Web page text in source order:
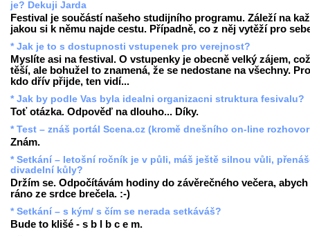
je? Dekuji Jarda
Festival je součástí našeho studijního programu. Záleží na
jakou si k němu najde cestu. Případně, co z něj vytěží pro
* Jak je to s dostupnosti vstupenek pro verejnost?
Myslíte asi na festival. O vstupenky je obecně velký zájem,
těší, ale bohužel to znamená, že se nedostane na všechny.
kdo dřív přijde, ten vidí...
* Jak by podle Vas byla idealni organizacni struktura fesivalu?
Toť otázka. Odpověď na dlouho... Díky.
* Test – znáš portál Scena.cz (kromě dnešního on-line
Znám.
* Setkání – letošní ročník je v půli, máš ještě silnou vůli,
divadelní kůly?
Držím se. Odpočítávám hodiny do závěrečného večera, abych
ráno ze srdce brečela. :-)
* Setkání – s kým/ s čím se nerada setkáváš?
Bude to klišé - s b l b c e m.